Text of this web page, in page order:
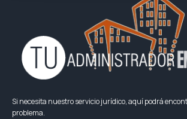
Si necesita nuestro servicio jurídico, aquí podrá
problema.